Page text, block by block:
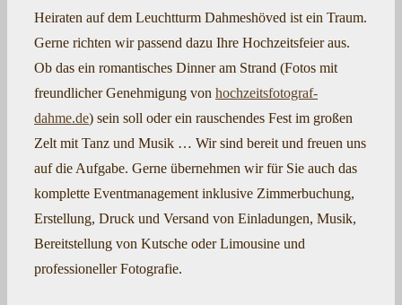
Heiraten auf dem Leuchtturm Dahmeshöved ist ein Traum.
Gerne richten wir passend dazu Ihre Hochzeitsfeier aus.
Ob das ein romantisches Dinner am Strand (Fotos mit
freundlicher Genehmigung von hochzeitsfotograf-
dahme.de) sein soll oder ein rauschendes Fest im großen
Zelt mit Tanz und Musik … Wir sind bereit und freuen uns
auf die Aufgabe. Gerne übernehmen wir für Sie auch das
komplette Eventmanagement inklusive Zimmerbuchung,
Erstellung, Druck und Versand von Einladungen, Musik,
Bereitstellung von Kutsche oder Limousine und
professioneller Fotografie.